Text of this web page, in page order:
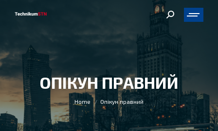
Search:
ОПІКУН ПРАВНИЙ
You are here:
Home Опікун правний